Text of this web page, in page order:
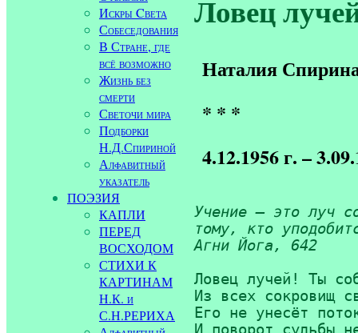
Искры Cвета
Собеседования
В Стране, где
всё возможно
Жизнь без
смерти
Светочи мира
Подборки
Н.Д.Спириной
Алфавитный
указатель
ПОЭЗИЯ
КАПЛИ
ПЕРЕД
ВОСХОДОМ
СТИХИ К
КАРТИНАМ
Н.К. и
С.Н.РЕРИХА
Ловец
Наталия
* * *
4.12.1956 г. –
Учение — это луч
тому, кто
Агни Йога, 642
Ловец лучей! Ты
Из всех сокровищ
Его не унесёт
И поворот судьбы